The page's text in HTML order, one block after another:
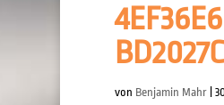
von Benjamin Mahr|